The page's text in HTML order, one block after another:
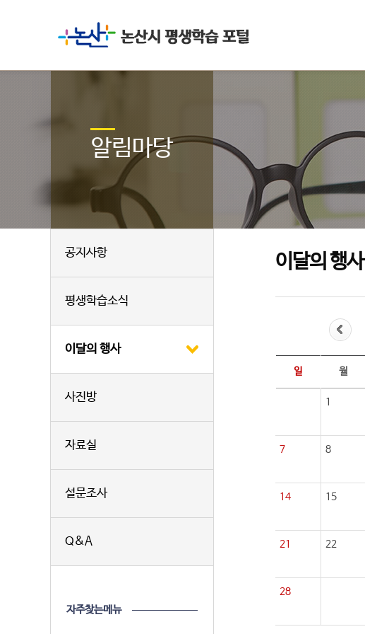
알림마당
공지사항
평생학습소식
이달의 행사
사진방
자료실
설문조사
Q&A
자주찾는메뉴
이달의 행사
일 월
1
7 8
14 15
21 22
28